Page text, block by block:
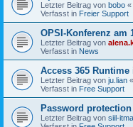
Letzter Beitrag von bobo «
Verfasst in Freier Support
OPSI-Konferenz am
Letzter Beitrag von
Verfasst in News
Access 365
Letzter Beitrag von ju.lian «
Verfasst in Free Support
Password
Letzter Beitrag von siil-